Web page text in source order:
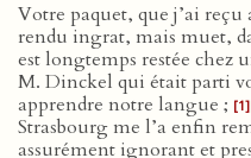
Votre paquet, que j’ai reçu
rendu ingrat, mais muet,
est longtemps restée chez
M. Dinckel qui était parti
apprendre notre langue ; [1]
Strasbourg me l’a enfin
assurément ignorant et